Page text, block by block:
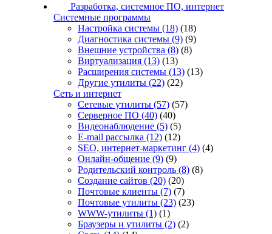
Разработка, системное ПО, интернет
Системные программы
Настройка системы (18) (18)
Диагностика системы (9) (9)
Внешние устройства (8) (8)
Виртуализация (13) (13)
Расширения системы (13) (13)
Другие утилиты (22) (22)
Сеть и интернет
Сетевые утилиты (57) (57)
Серверное ПО (40) (40)
Видеонаблюдение (5) (5)
E-mail рассылка (12) (12)
SEO, интернет-маркетинг (4) (4)
Онлайн-общение (9) (9)
Родительский контроль (8) (8)
Создание сайтов (20) (20)
Почтовые клиенты (7) (7)
Почтовые утилиты (23) (23)
WWW-утилиты (1) (1)
Браузеры и утилиты (2) (2)